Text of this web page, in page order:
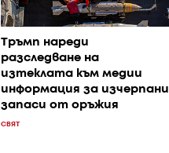
Тръмп нареди
разследване на
изтеклата към медии
информация за изчерпани
запаси от оръжия
СВЯТ